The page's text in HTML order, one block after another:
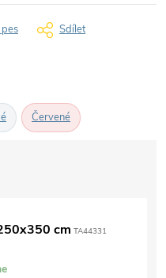
Sdílet
Červené
cm TA44331